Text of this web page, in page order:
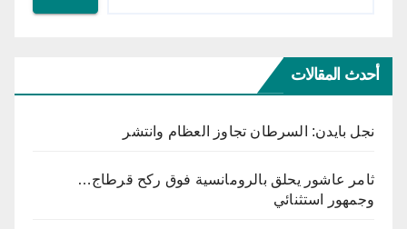
أحدث المقالات
نجل بايدن: السرطان تجاوز العظام وانتشر
ثامر عاشور يحلق بالرومانسية فوق ركح قرطاج…
وجمهور استثنائي